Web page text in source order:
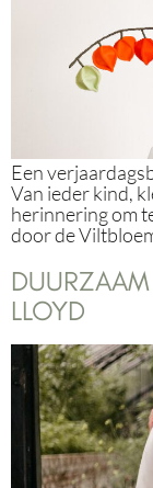
Een
Van ieder kind,
herinnering om
door de
LLOYD